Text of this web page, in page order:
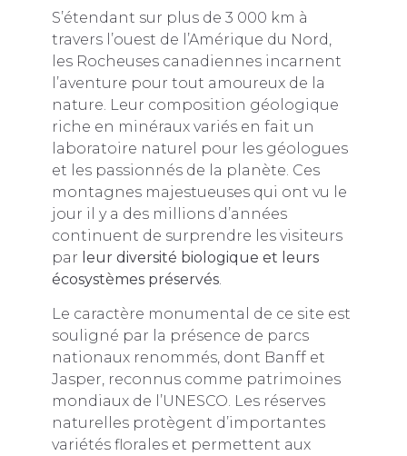
S’étendant sur plus de 3 000 km à
travers l’ouest de l’Amérique du Nord,
les Rocheuses canadiennes incarnent
l’aventure pour tout amoureux de la
nature. Leur composition géologique
riche en minéraux variés en fait un
laboratoire naturel pour les géologues
et les passionnés de la planète. Ces
montagnes majestueuses qui ont vu le
jour il y a des millions d’années
continuent de surprendre les visiteurs
par leur diversité biologique et leurs
écosystèmes préservés.
Le caractère monumental de ce site est
souligné par la présence de parcs
nationaux renommés, dont Banff et
Jasper, reconnus comme patrimoines
mondiaux de l’UNESCO. Les réserves
naturelles protègent d’importantes
variétés florales et permettent aux